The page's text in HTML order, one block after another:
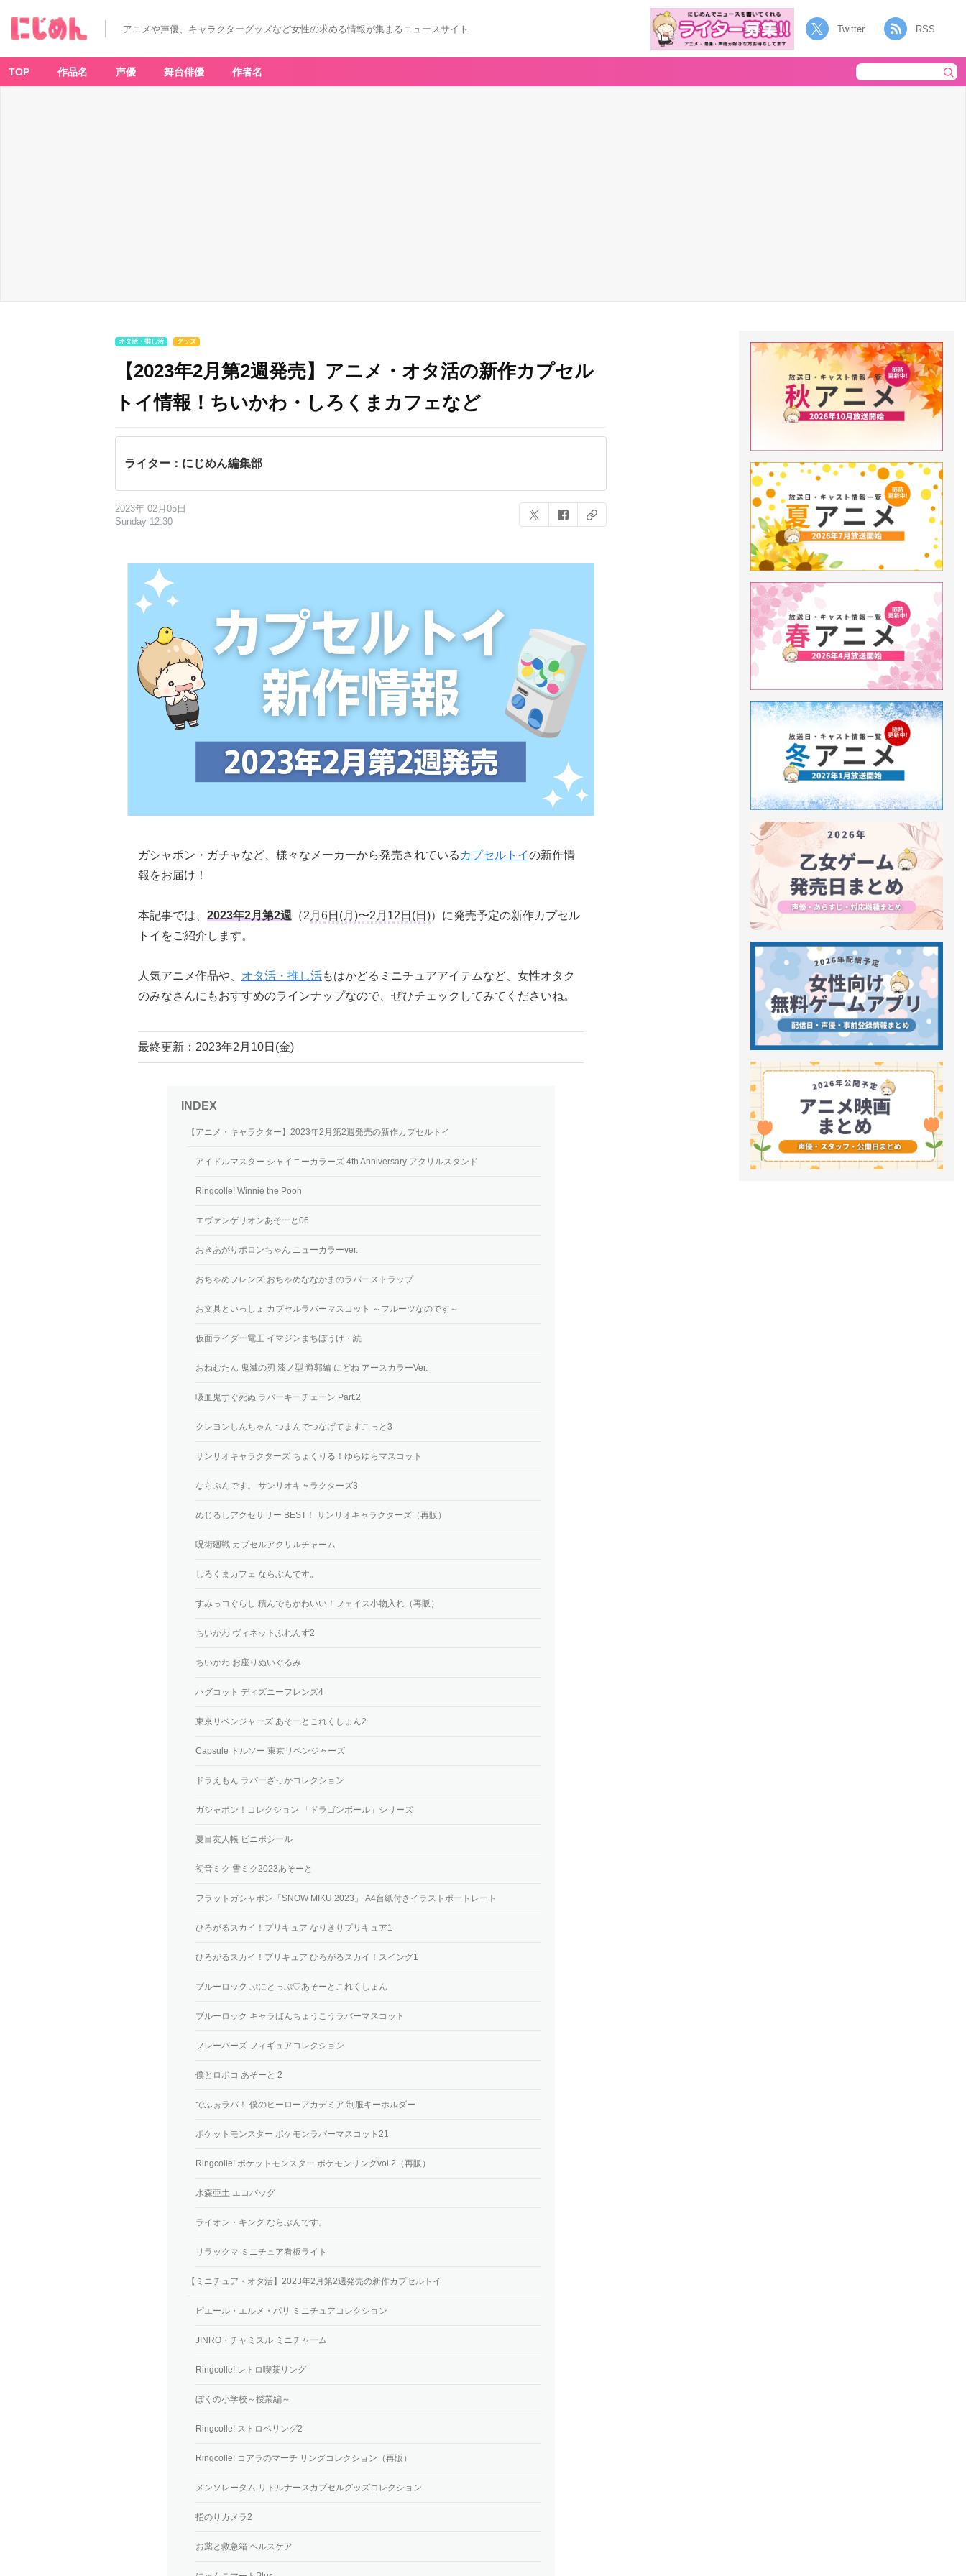
アニメや声優、キャラクターグッズなど女性の求める情報が集まるニュースサイト Twitter RSS
TOP 作品名 声優 舞台俳優 作者名
オタ活・推し活 グッズ
【2023年2月第2週発売】アニメ・オタ活の新作カプセル
トイ情報！ちいかわ・しろくまカフェなど
ライター：にじめん編集部
2023年 02月05日
Sunday 12:30
ガシャポン・ガチャなど、様々なメーカーから発売されている カプセルトイの新作情
報をお届け！
本記事では、 2023年2月第2週 （2 月6日(月)〜2月12日(日)）に発売予定の新作カプセル
トイをご紹介します。
人気アニメ作品や、 オタ活・推し活もはかどるミニチュアアイテムなど、女性オタク
のみなさんにもおすすめのラインナップなので、ぜひチェックしてみてくださいね。
最終更新：2023年2月10日(金)
【アニメ・キャラクター】2023年2月第2週発売の新作カプセルトイ
アイドルマスター シャイニーカラーズ 4th Anniversary アクリルスタンド
Ringcolle! Winnie the Pooh
エヴァンゲリオンあそーと06
おきあがりポロンちゃん ニューカラーver.
おちゃめフレンズ おちゃめななかまのラバーストラップ
お文具といっしょ カプセルラバーマスコット ～フルーツなのです～
仮面ライダー電王 イマジンまちぼうけ・続
おねむたん 鬼滅の刃 漆ノ型 遊郭編 にどね アースカラーVer.
吸血鬼すぐ死ぬ ラバーキーチェーン Part.2
クレヨンしんちゃん つまんでつなげてますこっと3
サンリオキャラクターズ ちょくりる！ゆらゆらマスコット
ならぶんです。 サンリオキャラクターズ3
めじるしアクセサリー BEST！ サンリオキャラクターズ（再販）
呪術廻戦 カプセルアクリルチャーム
しろくまカフェ ならぶんです。
すみっコぐらし 積んでもかわいい！フェイス小物入れ（再販）
ちいかわ ヴィネットふれんず2
ちいかわ お座りぬいぐるみ
ハグコット ディズニーフレンズ4
東京リベンジャーズ あそーとこれくしょん2
Capsule トルソー 東京リベンジャーズ
ドラえもん ラバーざっかコレクション
ガシャポン！コレクション 「ドラゴンボール」シリーズ
夏目友人帳 ビニポシール
初音ミク 雪ミク2023あそーと
フラットガシャポン「SNOW MIKU 2023」 A4台紙付きイラストポートレート
ひろがるスカイ！プリキュア なりきりプリキュア1
ひろがるスカイ！プリキュア ひろがるスカイ！スイング1
ブルーロック ぷにとっぷ♡あそーとこれくしょん
ブルーロック キャラばんちょうこうラバーマスコット
フレーバーズ フィギュアコレクション
僕とロボコ あそーと 2
でふぉラバ！ 僕のヒーローアカデミア 制服キーホルダー
ポケットモンスター ポケモンラバーマスコット21
Ringcolle! ポケットモンスター ポケモンリングvol.2（再販）
水森亜土 エコバッグ
ライオン・キング ならぶんです。
リラックマ ミニチュア看板ライト
【ミニチュア・オタ活】2023年2月第2週発売の新作カプセルトイ
ピエール・エルメ・パリ ミニチュアコレクション
JINRO・チャミスル ミニチャーム
Ringcolle! レトロ喫茶リング
ぼくの小学校～授業編～
Ringcolle! ストロベリング2
Ringcolle! コアラのマーチ リングコレクション（再販）
メンソレータム リトルナースカプセルグッズコレクション
指のりカメラ2
お薬と救急箱 ヘルスケア